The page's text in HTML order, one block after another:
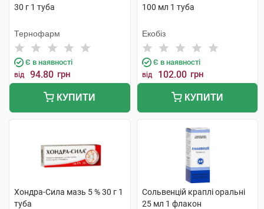
30 г 1 туба
Тернофарм
Є в наявності
від 94.80 грн
КУПИТИ
100 мл 1 туба
Екобіз
Є в наявності
від 102.00 грн
КУПИТИ
Хондра-Сила мазь 5 % 30 г 1
туба
Сольвенцій краплі оральні
25 мл 1 флакон